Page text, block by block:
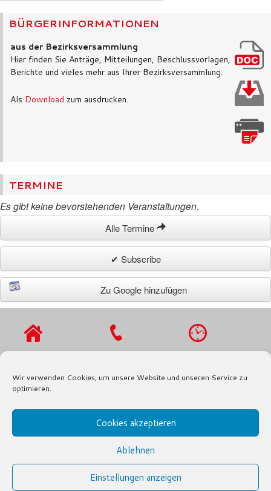
Wir verwenden Cookies, um unsere Website und unseren Service zu
optimieren.
Cookies akzeptieren
Ablehnen
Einstellungen anzeigen
BÜRGERINFORMATIONEN
aus der Bezirksversammlung
Hier finden Sie Anträge, Mitteilungen, Beschlussvorlagen,
Berichte und vieles mehr aus Ihrer Bezirksversammlung.
Als Download zum ausdrucken.
TERMINE
Es gibt keine bevorstehenden Veranstaltungen.
Alle Termine
✔ Subscribe
Zu Google hinzufügen
21029
INFO@SPD-FRAKTION-BERGEDORF.DE
© SPD-FRAKTION BERGEDORF
IMPRESSUM|
DATENSCHUTZERKLÄRUNG|TERMINE